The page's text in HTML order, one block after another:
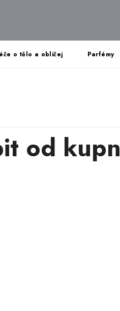
o tělo a obličej Parfémy
od